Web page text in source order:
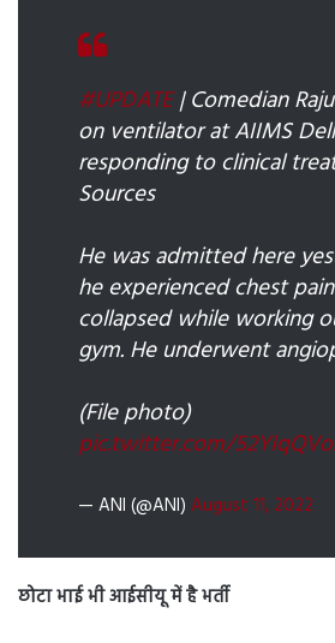
#UPDATE| Comedian
on ventilator at AIIMS
responding to clinical
Sources
He was admitted here
he experienced chest
collapsed while working
gym. He underwent
(File photo)
pic.twitter.com/
— ANI (@ANI) August 11, 2022
छोटा भाई भी आईसीयू में है भर्ती